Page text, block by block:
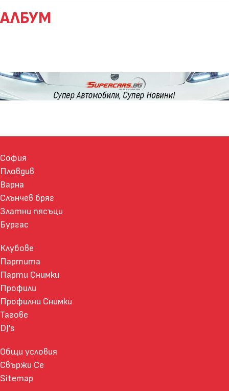
АЛБУМ
София
Пловдив
Варна
Слънчев бряг
Златни пясъци
Бургас
Клубове
Партита
Парти Снимки
Профили
Профилни Снимки
Тагове
DJ's
Общи условия
Свържи Се
Sitemap